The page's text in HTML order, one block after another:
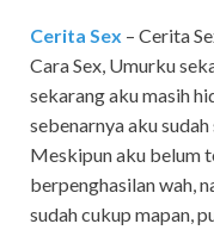
Cerita Sex – Cerita
Cara Sex, Umurku
sekarang aku masih
sebenarnya aku
Meskipun aku belum
berpenghasilan wah,
sudah cukup mapan,